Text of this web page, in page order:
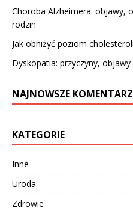
Choroba Alzheimera: objawy,
rodzin
Jak obniżyć poziom
Dyskopatia: przyczyny,
NAJNOWSZE
KATEGORIE
Inne
Uroda
Zdrowie